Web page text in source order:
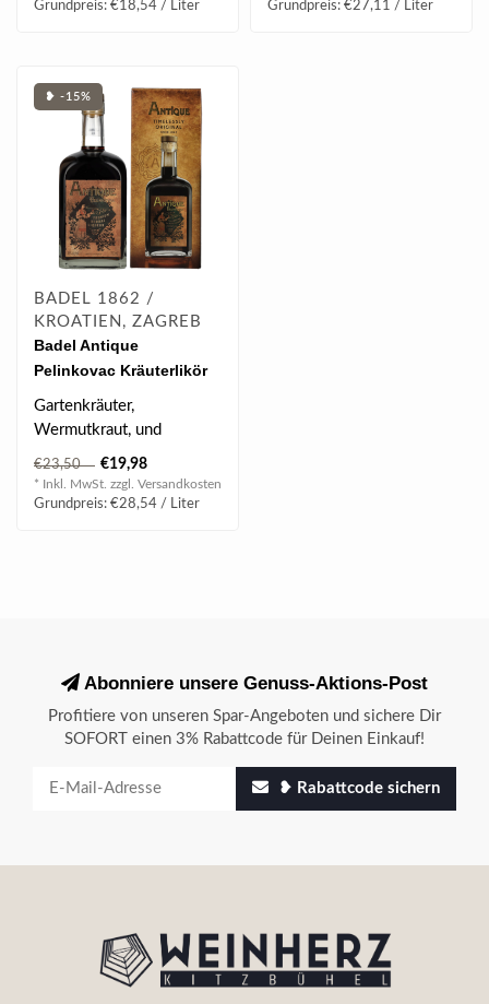
Grundpreis: €18,54 / Liter Grundpreis: €27,11 / Liter
❥ -15%
BADEL 1862 /
KROATIEN, ZAGREB
Badel Antique
Pelinkovac Kräuterlikör
mit GB 0.7 l 35% vol
Gartenkräuter,
Wermutkraut, und
Gewürze.
€23,50 €19,98
* Inkl. MwSt. zzgl. Versandkosten
Grundpreis: €28,54 / Liter
Abonniere unsere Genuss-Aktions-Post
Profitiere von unseren Spar-Angeboten und sichere Dir
SOFORT einen 3% Rabattcode für Deinen Einkauf!
❥ Rabattcode sichern